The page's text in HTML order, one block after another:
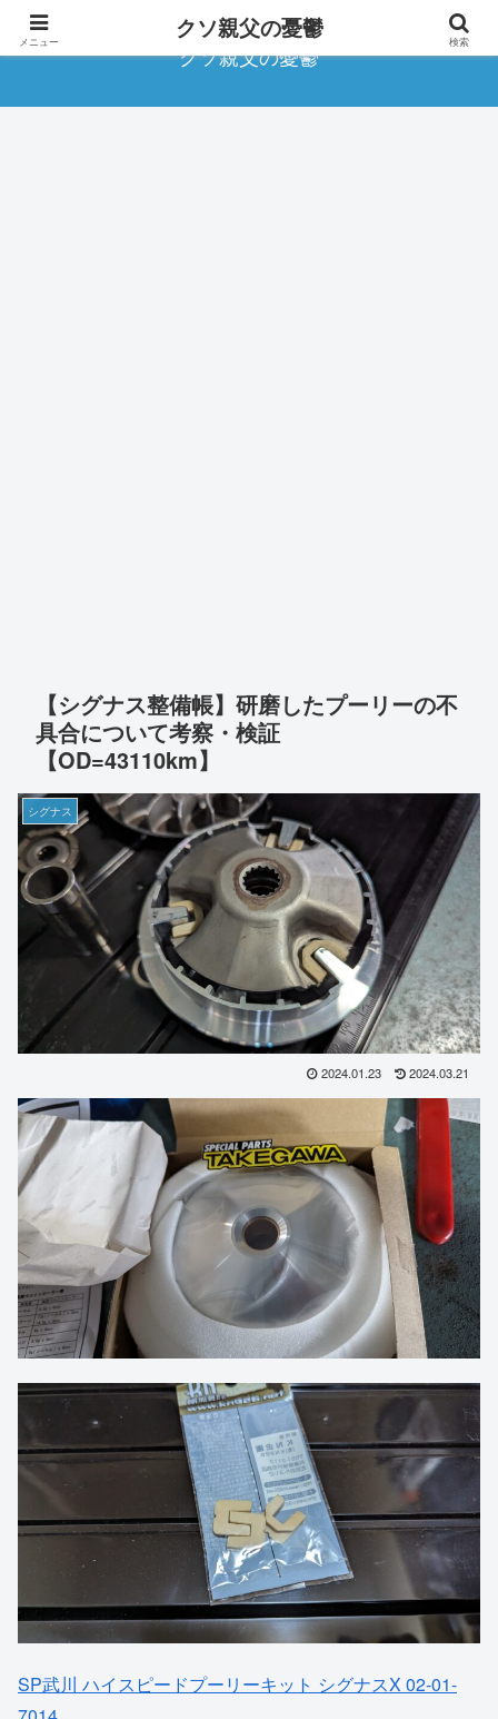
クソ親父の憂鬱
【シグナス整備帳】研磨したプーリーの不
具合について考察・検証
【OD=43110km】
シグナス
2024.01.23 2024.03.21
SP武川 ハイスピードプーリーキット シグナスX 02-01-
メニュー クソ親父の憂鬱 検索